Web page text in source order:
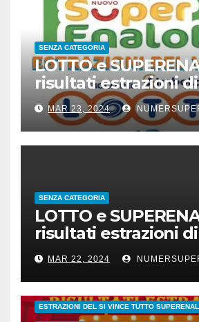
SENZA CATEGORIA
LOTTO e
risultati estrazioni
22 marzo 2024
MAR 23, 2024
SENZA CATEGORIA
LOTTO e
risultati estrazioni di
21 marzo 2024
MAR 22, 2024
CONC.212 MERCOLEDI 20 MARZO 2024
ESTRAZIONI DEL SI VINCE TUTTO